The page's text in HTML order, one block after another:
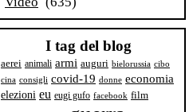
I tag del blog
aerei animali armi auguri bielorussia cibo
cina consigli covid-19 donne economia
elezioni eu eugi gufo facebook film